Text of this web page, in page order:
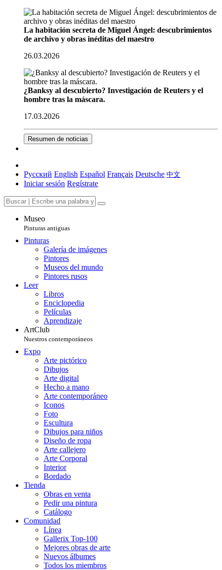
La habitación secreta de Miguel Ángel: descubrimientos
de archivo y obras inéditas del maestro
26.03.2026
¿Banksy al descubierto? Investigación de Reuters y el
hombre tras la máscara.
17.03.2026
Resumen de noticias
Русский English Español Français Deutsche 中文
Iniciar sesión Regístrate
Museo
Pinturas antiguas
Pinturas
Galería de imágenes
Pintores
Museos del mundo
Pintores rusos
Leer
Libros
Enciclopedia
Películas
Aprendizaje
ArtClub
Nuestros contemporáneos
Expo
Arte pictórico
Dibujos
Arte digital
Hecho a mano
Arte contemporáneo
Iconos
Foto
Escultura
Dibujos para niños
Diseño de ropa
Arte callejero
Arte Corporal
Interior
Bordado
Tienda
Obras en venta
Pedir una pintura
Catálogo
Comunidad
Línea
Gallerix Top-100
Mejores obras de arte
Nuevos álbumes
Todos los miembros